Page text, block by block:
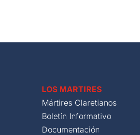
LOS MARTIRES
Mártires Claretianos
Boletín Informativo
Documentación